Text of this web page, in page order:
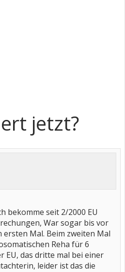
jetzt?
bekomme seit 2/2000 EU
War sogar bis vor
ersten Mal. Beim zweiten Mal
Reha für 6
EU, das dritte mal bei einer
leider ist das die